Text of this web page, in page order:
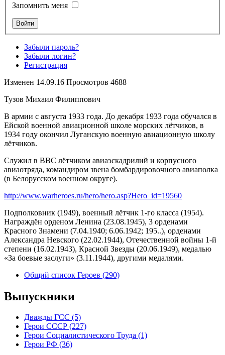
Запомнить меня
Забыли пароль?
Забыли логин?
Регистрация
Изменен 14.09.16 Просмотров 4688
Тузов Михаил Филиппович
В армии с августа 1933 года. До декабря 1933 года обучался в
Ейской военной авиационной школе морских лётчиков, в
1934 году окончил Луганскую военную авиационную школу
лётчиков.
Служил в ВВС лётчиком авиаэскадрилий и корпусного
авиаотряда, командиром звена бомбардировочного авиаполка
(в Белорусском военном округе).
http://www.warheroes.ru/hero/hero.asp?Hero_id=19560
Подполковник (1949), военный лётчик 1-го класса (1954).
Награждён орденом Ленина (23.08.1945), 3 орденами
Красного Знамени (7.04.1940; 6.06.1942; 195..), орденами
Александра Невского (22.02.1944), Отечественной войны 1-й
степени (16.02.1943), Красной Звезды (20.06.1949), медалью
«За боевые заслуги» (3.11.1944), другими медалями.
Общий список Героев (290)
Выпускники
Дважды ГСС (5)
Герои СССР (227)
Герои Социалистического Труда (1)
Герои РФ (36)